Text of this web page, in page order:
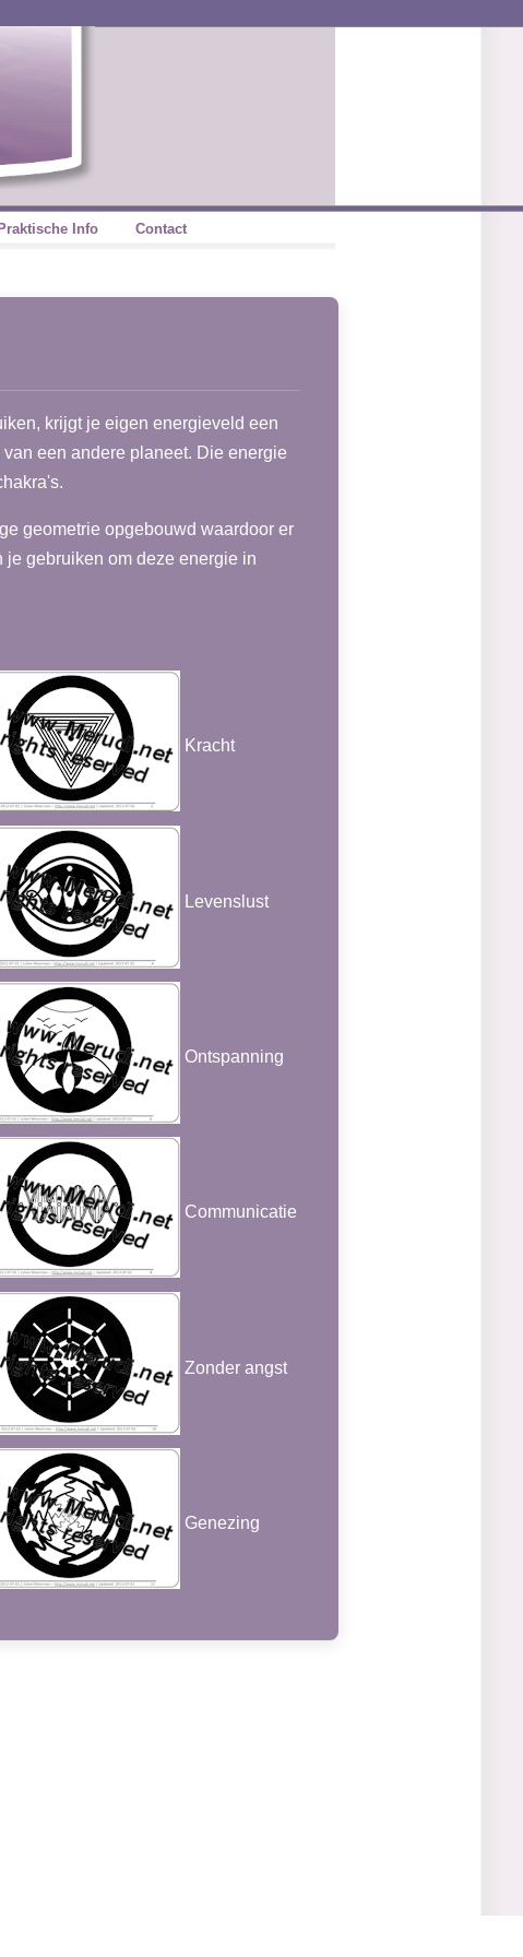
Praktische Info Contact
krijgt je eigen energieveld een
een andere planeet. Die energie
geometrie opgebouwd waardoor er
gebruiken om deze energie in
Kracht
Levenslust
Ontspanning
Communicatie
Zonder angst
Genezing